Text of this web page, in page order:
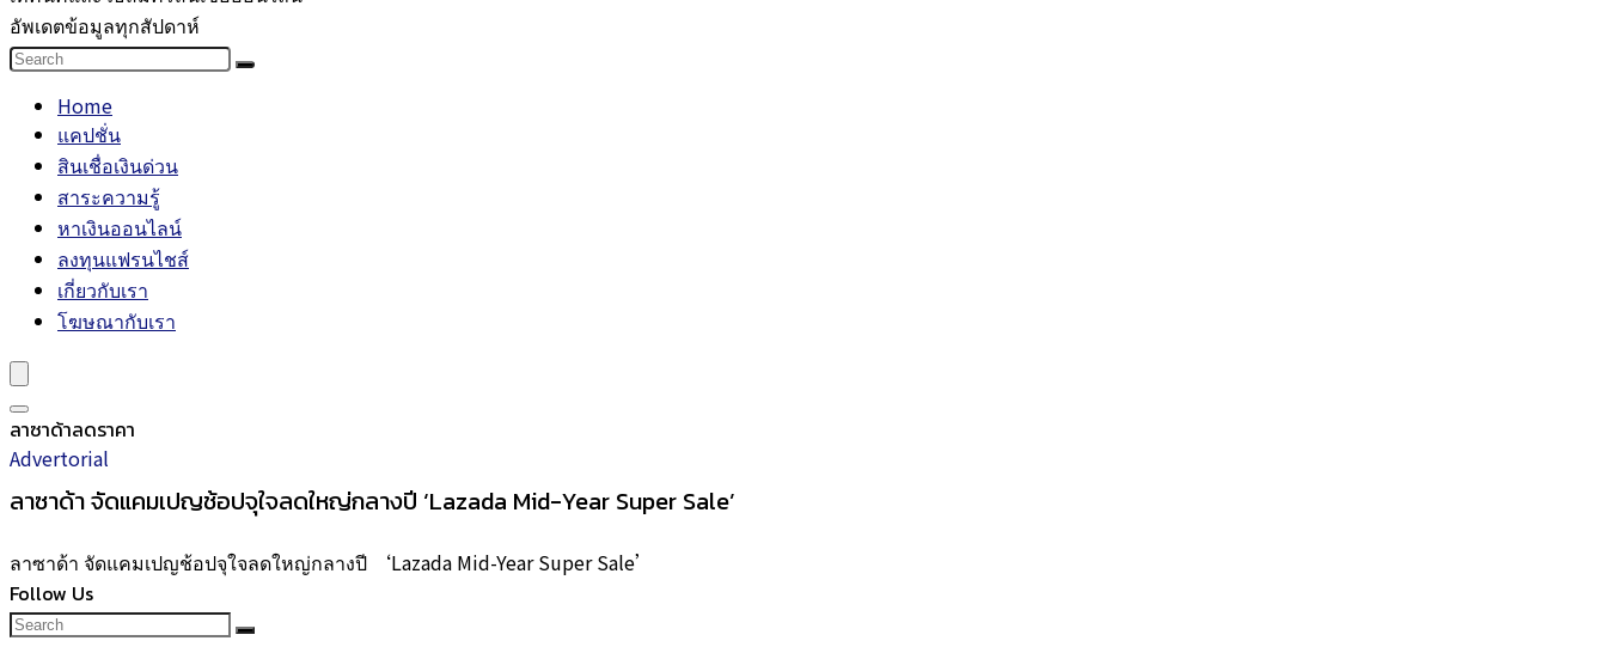
อัพเดตข้อมูลทุกสัปดาห์
Home
แคปชั่น
สินเชื่อเงินด่วน
สาระความรู้
หาเงินออนไลน์
ลงทุนแฟรนไชส์
เกี่ยวกับเรา
โฆษณากับเรา
ลาซาด้าลดราคา
Advertorial
ลาซาด้า จัดแคมเปญช้อปจุใจลดใหญ่กลางปี ‘Lazada Mid-Year Super Sale’
ลาซาด้า จัดแคมเปญช้อปจุใจลดใหญ่กลางปี ‘Lazada Mid-Year Super Sale’
Follow Us